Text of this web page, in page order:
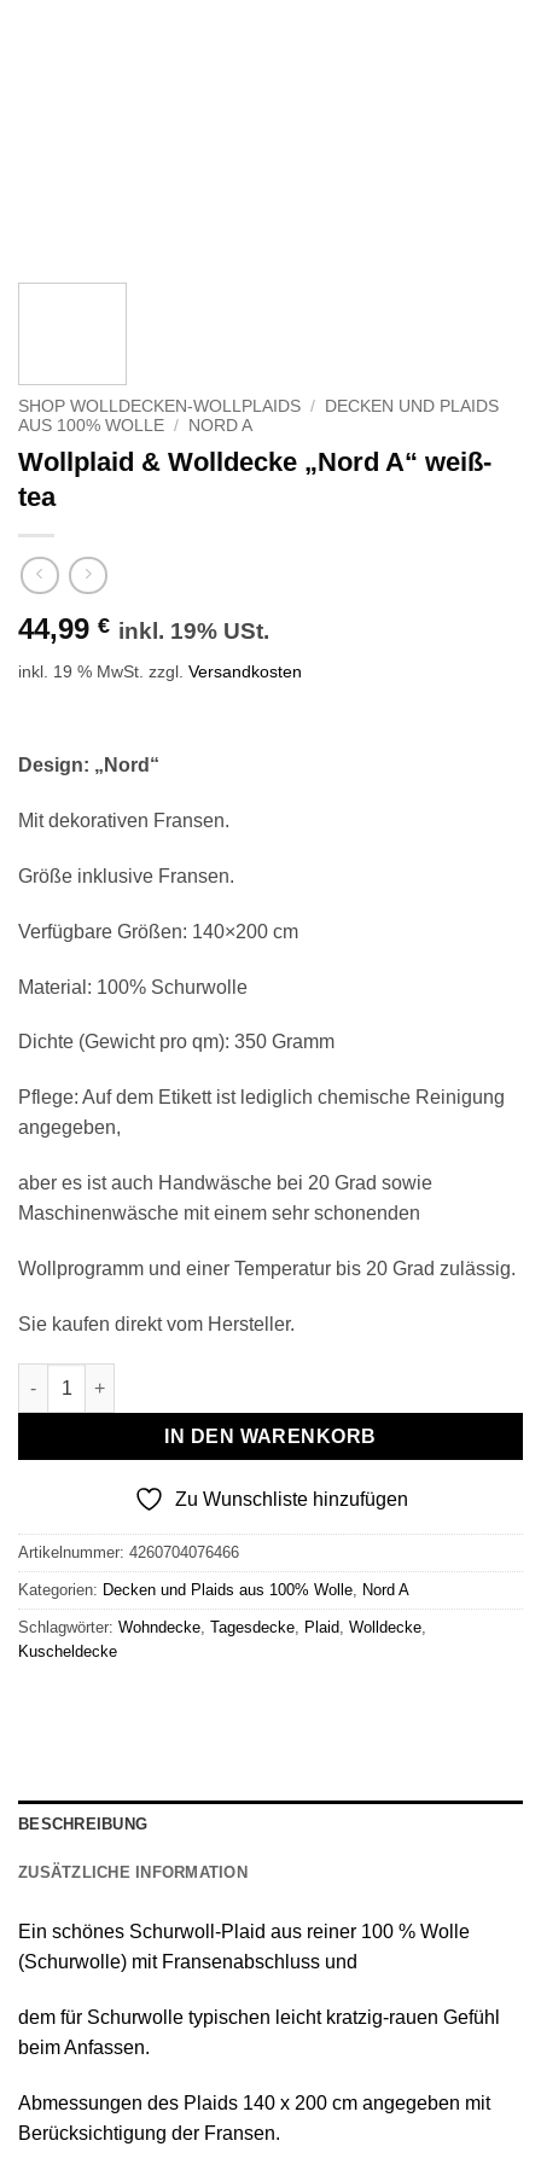
SHOP WOLLDECKEN-WOLLPLAIDS /
DECKEN UND PLAIDS
AUS 100% WOLLE / NORD A
Wollplaid & Wolldecke „Nord A“ weiß-
tea
44,99 € inkl. 19% USt.
inkl. 19 % MwSt. zzgl. Versandkosten
Design: „Nord“
Mit dekorativen Fransen.
Größe inklusive Fransen.
Verfügbare Größen: 140×200 cm
Material: 100% Schurwolle
Dichte (Gewicht pro qm): 350 Gramm
Pflege: Auf dem Etikett ist lediglich chemische Reinigung
angegeben,
aber es ist auch Handwäsche bei 20 Grad sowie
Maschinenwäsche mit einem sehr schonenden
Wollprogramm und einer Temperatur bis 20 Grad zulässig.
Sie kaufen direkt vom Hersteller.
Wollplaid & Wolldecke "Nord A" weiß-tea Menge
IN DEN WARENKORB
Zu Wunschliste hinzufügen
Artikelnummer: 4260704076466
Kategorien: Decken und Plaids aus 100% Wolle, Nord A
Schlagwörter: Wohndecke, Tagesdecke, Plaid, Wolldecke,
Kuscheldecke
BESCHREIBUNG
ZUSÄTZLICHE INFORMATION
Ein schönes Schurwoll-Plaid aus reiner 100 % Wolle
(Schurwolle) mit Fransenabschluss und
dem für Schurwolle typischen leicht kratzig-rauen Gefühl
beim Anfassen.
Abmessungen des Plaids 140 х 200 cm angegeben mit
Berücksichtigung der Fransen.